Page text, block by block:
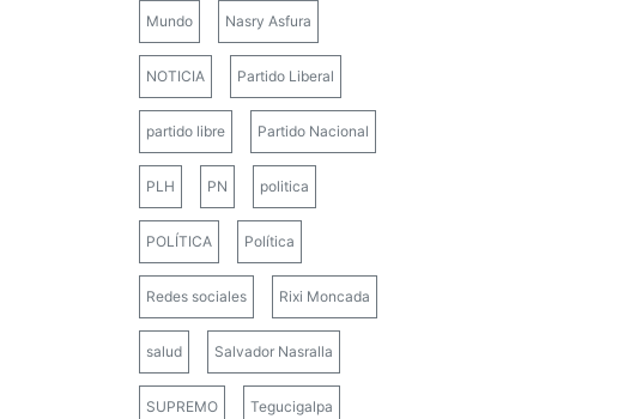
Mundo Nasry Asfura
NOTICIA Partido Liberal
partido libre Partido Nacional
PLH PN politica
POLÍTICA Política
Redes sociales Rixi Moncada
salud Salvador Nasralla
SUPREMO Tegucigalpa